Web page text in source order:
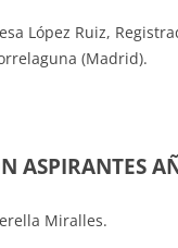
López Ruiz,
(Madrid).
ASPIRANTES
Miralles.